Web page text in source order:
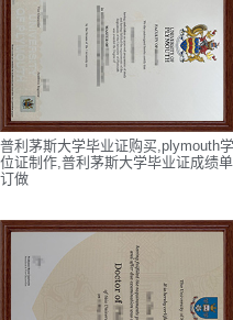
普利茅斯大学毕业证购买,plymouth学
位证制作,普利茅斯大学毕业证成绩单
订做